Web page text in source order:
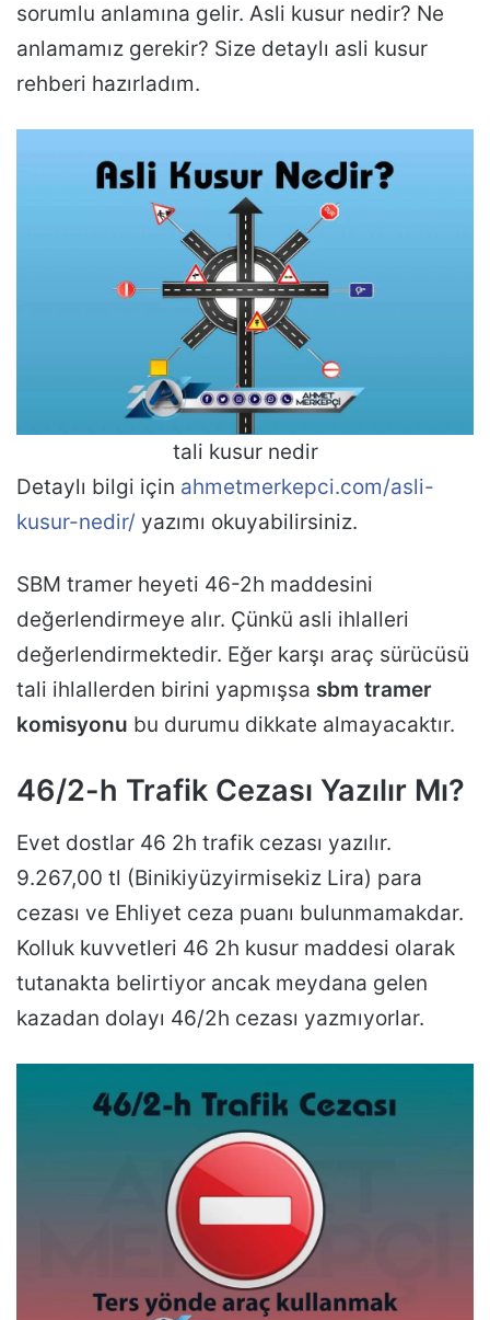
sorumlu anlamına gelir. Asli kusur nedir? Ne
anlamamız gerekir? Size detaylı asli kusur
rehberi hazırladım.
tali kusur nedir
Detaylı bilgi için ahmetmerkepci.com/asli-
kusur-nedir/ yazımı okuyabilirsiniz.
SBM tramer heyeti 46-2h maddesini
değerlendirmeye alır. Çünkü asli ihlalleri
değerlendirmektedir. Eğer karşı araç sürücüsü
tali ihlallerden birini yapmışsa sbm tramer
komisyonu bu durumu dikkate almayacaktır.
46/2-h Trafik Cezası Yazılır Mı?
Evet dostlar 46 2h trafik cezası yazılır.
9.267,00 tl (Binikiyüzyirmisekiz Lira) para
cezası ve Ehliyet ceza puanı bulunmamakdar.
Kolluk kuvvetleri 46 2h kusur maddesi olarak
tutanakta belirtiyor ancak meydana gelen
kazadan dolayı 46/2h cezası yazmıyorlar.